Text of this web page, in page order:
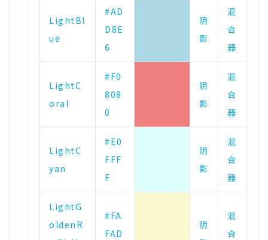
LightBl
ue
#AD
D8E
6
阴
影
混
合
器
LightC
oral
#F0
808
0
阴
影
混
合
器
LightC
yan
#E0
FFF
F
阴
影
混
合
器
LightG
oldenR
#FA
FAD
阴
混
合